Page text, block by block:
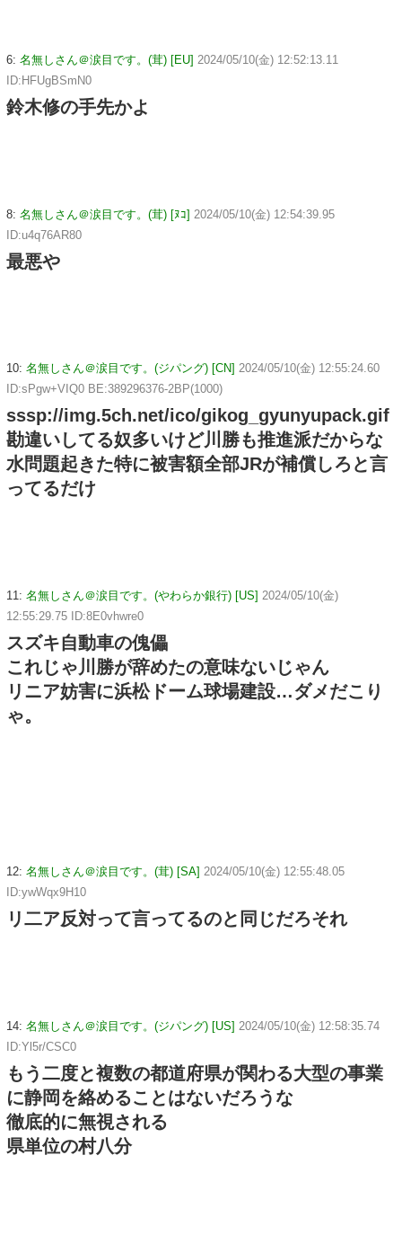
6: 名無しさん＠涙目です。(茸) [EU] 2024/05/10(金) 12:52:13.11
ID:HFUgBSmN0
鈴木修の手先かよ
8: 名無しさん＠涙目です。(茸) [ﾇｺ] 2024/05/10(金) 12:54:39.95
ID:u4q76AR80
最悪や
10: 名無しさん＠涙目です。(ジパング) [CN] 2024/05/10(金) 12:55:24.60
ID:sPgw+VIQ0 BE:389296376-2BP(1000)
sssp://img.5ch.net/ico/gikog_gyunyupack.gif
勘違いしてる奴多いけど川勝も推進派だからな
水問題起きた特に被害額全部JRが補償しろと言
ってるだけ
11: 名無しさん＠涙目です。(やわらか銀行) [US] 2024/05/10(金)
12:55:29.75 ID:8E0vhwre0
スズキ自動車の傀儡
これじゃ川勝が辞めたの意味ないじゃん
リニア妨害に浜松ドーム球場建設…ダメだこり
ゃ。
12: 名無しさん＠涙目です。(茸) [SA] 2024/05/10(金) 12:55:48.05
ID:ywWqx9H10
リ二ア反対って言ってるのと同じだろそれ
14: 名無しさん＠涙目です。(ジパング) [US] 2024/05/10(金) 12:58:35.74
ID:Yl5r/CSC0
もう二度と複数の都道府県が関わる大型の事業
に静岡を絡めることはないだろうな
徹底的に無視される
県単位の村八分